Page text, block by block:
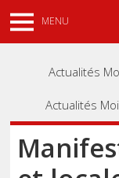
au
contenu
MENU
Actualités
Actualités